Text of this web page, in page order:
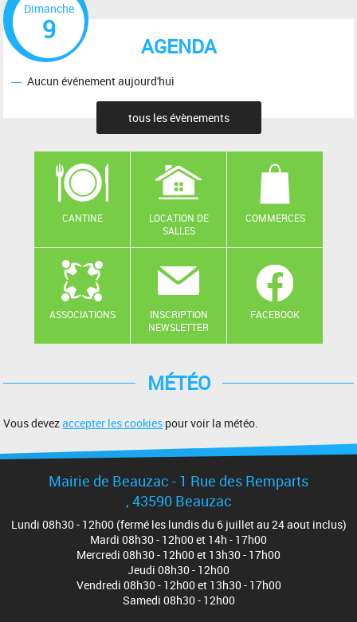
AGENDA
Dimanche
9
Aucun événement aujourd'hui
tous les évènements
CANTINE
LOCATION DE
SALLES
COMMERCES
ASSOCIATIONS
INSCRIPTION
NEWSLETTER
FACEBOOK
MÉTÉO
Vous devezaccepter les cookies pour voir la météo.
Mairie de Beauzac - 1 Rue des Remparts
, 43590 Beauzac
Lundi 08h30 - 12h00 (fermé les lundis du 6 juillet au 24 aout inclus)
Mardi 08h30 - 12h00 et 14h - 17h00
Mercredi 08h30 - 12h00 et 13h30 - 17h00
Jeudi 08h30 - 12h00
Vendredi 08h30 - 12h00 et 13h30 - 17h00
Samedi 08h30 - 12h00